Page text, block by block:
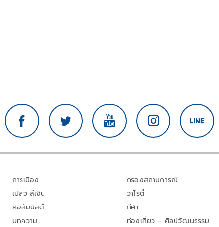
การเมือง
เปลว สีเงิน
คอลัมนิสต์
บทความ
กรองสถานการณ์
วาไรตี้
กีฬา
ท่องเที่ยว – ศิลปวัฒนธรรม